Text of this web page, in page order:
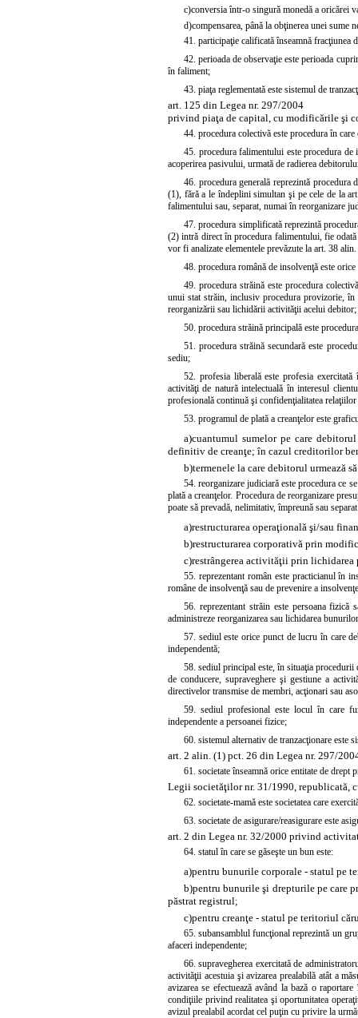
c)conversia într-o singură monedă a oricărei
d)compensarea, până la obţinerea unei
41. participaţie calificată înseamnă fracţiunea
42. perioada de observaţie este perioada
în faliment;
43. piaţa reglementată este sistemul de
art. 125 din Legea nr. 297/2004
privind piaţa de capital, cu modificările şi
44. procedura colectivă este procedura în
45. procedura falimentului este procedura
acoperirea pasivului, urmată de radierea
46. procedura generală reprezintă
(1) , fără a le îndeplini simultan şi pe cele de la
falimentului sau, separat, numai în reorganizare
47. procedura simplificată reprezintă
(2) intră direct în procedura falimentului, fie
vor fi analizate elementele prevăzute la art. 38
48. procedura română de insolvenţă este
49. procedura străină este procedura
unui stat străin, inclusiv procedura provizorie,
reorganizării sau lichidării activităţii acelui debitor;
50. procedura străină principală este
51. procedura străină secundară este
sediu;
52. profesia liberală este profesia
activităţi de natură intelectuală în interesul
profesională continuă şi confidenţialitatea
53. programul de plată a creanţelor este
a)cuantumul sumelor pe care
definitiv de creanţe; în cazul creditorilor
b)termenele la care debitorul urmează
54. reorganizare judiciară este procedura ce
plată a creanţelor. Procedura de reorganizare
poate să prevadă, nelimitativ, împreună sau
a)restructurarea operaţională şi/sau
b)restructurarea corporativă prin
c)restrângerea activităţii prin
55. reprezentant român este practicianul în
române de insolvenţă sau de prevenire a
56. reprezentant străin este persoana
administreze reorganizarea sau lichidarea
57. sediul este orice punct de lucru în care
independentă;
58. sediul principal este, în situaţia
de conducere, supraveghere şi gestiune a
directivelor transmise de membri, acţionari sau
59. sediul profesional este locul în care
independente a persoanei fizice;
60. sistemul alternativ de tranzacţionare este
art. 2 alin. (1) pct. 26 din Legea nr. 297/
61. societate înseamnă orice entitate de drept
Legii societăţilor nr. 31/1990, republicată,
62. societate-mamă este societatea care
63. societate de asigurare/reasigurare este
art. 2 din Legea nr. 32/2000 privind
64. statul în care se găseşte un bun este:
a)pentru bunurile corporale - statul pe
b)pentru bunurile şi drepturile pe care
păstrat registrul;
c)pentru creanţe - statul pe teritoriul
65. subansamblul funcţional reprezintă un
afaceri independente;
66. supravegherea exercitată de
activităţii acestuia şi avizarea prealabilă atât a
avizarea se efectuează având la bază o
condiţiile privind realitatea şi oportunitatea
avizul prealabil acordat cel puţin cu privire la